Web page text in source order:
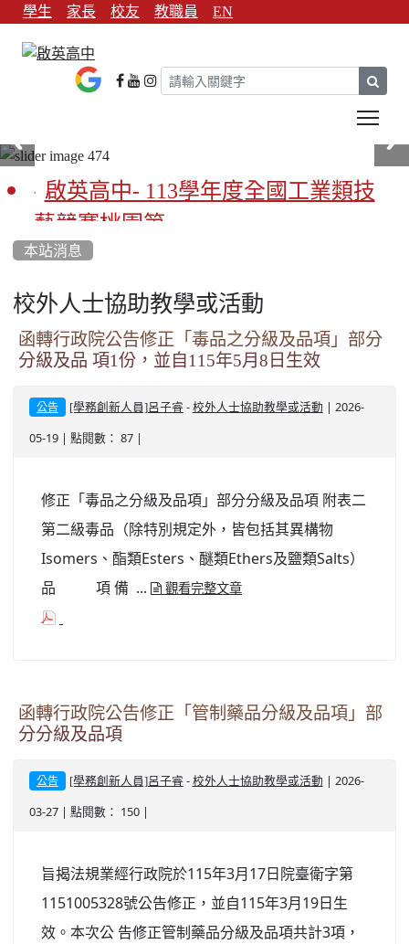
學生 家長 校友 教職員 EN
啟英高中- 113學年度全國工業類技
藝競賽桃園第一
啟英高中-113學年全國學生家事類技
藝競賽榮獲1支金手獎3支優勝
亞洲金牌在啟英！-機器人競賽亞洲
第一
餐飲管理科桃園第一、資料處理科
北台灣私校第一
啟英高中-時尚科桃園第一
本站消息
校外人士協助教學或活動
函轉行政院公告修正「毒品之分級及品項」部分
分級及品 項1份，並自115年5月8日生效
公告 [學務創新人員]呂子睿 - 校外人士協助教學或活動 | 2026-
05-19 | 點閱數： 87 |
修正「毒品之分級及品項」部分分級及品項 附表二
第二級毒品（除特別規定外，皆包括其異構物
Isomers、酯類Esters、醚類Ethers及鹽類Salts）
品 項 備 ...
觀看完整文章
函轉行政院公告修正「管制藥品分級及品項」部
分分級及品項
公告 [學務創新人員]呂子睿 - 校外人士協助教學或活動 | 2026-
03-27 | 點閱數： 150 |
旨揭法規業經行政院於115年3月17日院臺衛字第
1151005328號公告修正，並自115年3月19日生
效。本次公 告修正管制藥品分級及品項共計3項，